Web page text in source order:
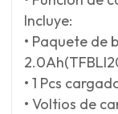
Incluye:
• Paquete de
• 1 Pcs
• Voltios de